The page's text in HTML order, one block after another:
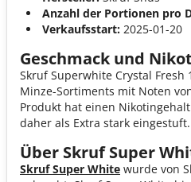
Anzahl der Portionen pro
Verkaufsstart: 2025-01-20
Geschmack und
Skruf Superwhite Crystal Fresh
Minze-Sortiments mit Noten
Produkt hat einen
daher als Extra stark eingestuft.
Über Skruf Super
Skruf Super White wurde von